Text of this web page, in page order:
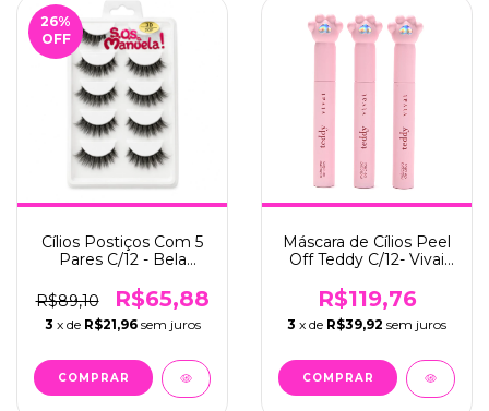
26%
OFF
Cílios Postiços Com 5
Pares C/12 - Bela
R$89,10
R$65,88
3 x de R$21,96 sem juros
Máscara de Cílios Peel
Off Teddy C/12- Vivai
R$119,76
3 x de R$39,92 sem juros